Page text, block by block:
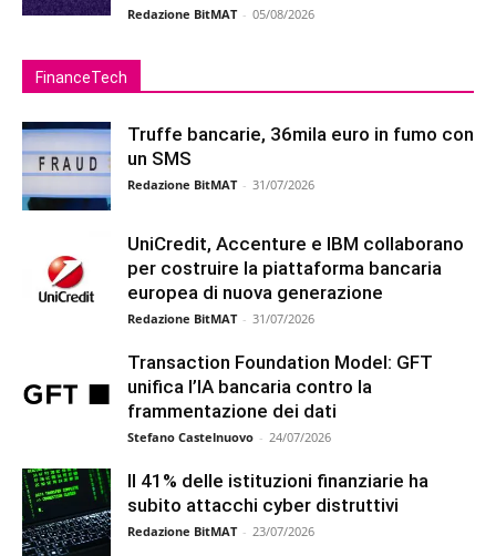
Redazione BitMAT - 05/08/2026
FinanceTech
Truffe bancarie, 36mila euro in fumo con
un SMS
Redazione BitMAT - 31/07/2026
UniCredit, Accenture e IBM collaborano
per costruire la piattaforma bancaria
europea di nuova generazione
Redazione BitMAT - 31/07/2026
Transaction Foundation Model: GFT
unifica l’IA bancaria contro la
frammentazione dei dati
Stefano Castelnuovo - 24/07/2026
Il 41% delle istituzioni finanziarie ha
subito attacchi cyber distruttivi
Redazione BitMAT - 23/07/2026